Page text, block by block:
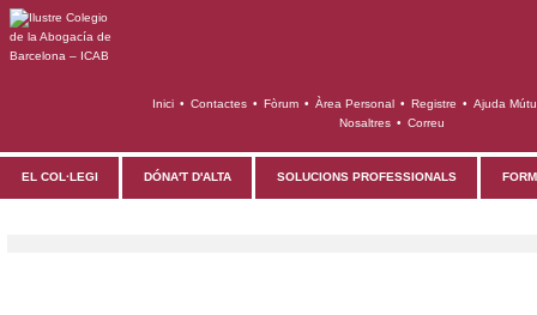
Inici • Contactes • Fòrum • Àrea Personal • Registre • Ajuda
Nosaltres • Correu
EL COL·LEGI DÓNA'T D'ALTA SOLUCIONS PROFESSIONALS